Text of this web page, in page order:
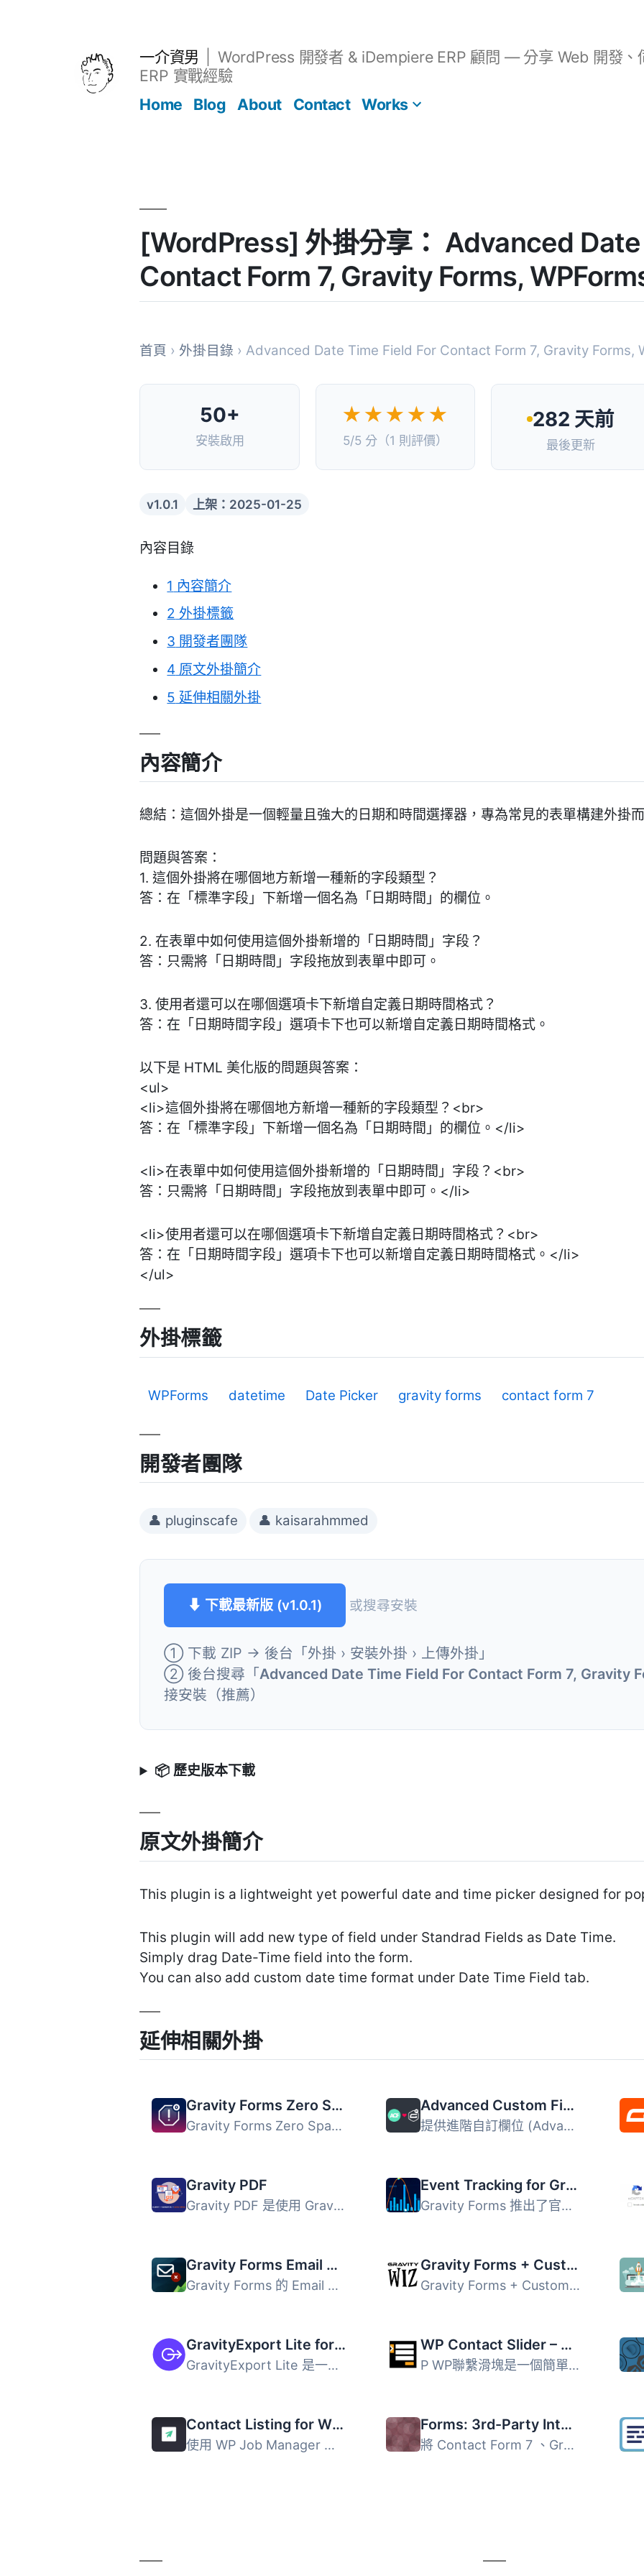
一介資男
WordPress 開發者 & iDempiere ERP 顧問 — 分享 Web 開發、
ERP 實戰經驗
Home
Blog About Contact Works
[WordPress] 外掛分享： Advanced
Contact Form 7, Gravity Forms,
首頁 › 外掛目錄 › Advanced Date Time Field For Contact Form 7, Gravity Forms,
50+
安裝啟用
★★★★★
5/5 分（1 則評價）
282 天前
最後更新
v1.0.1 上架：2025-01-25
內容目錄
1 內容簡介
2 外掛標籤
3 開發者團隊
4 原文外掛簡介
5 延伸相關外掛
內容簡介
總結：這個外掛是一個輕量且強大的日期和時間選擇器，專為常見的表單構建外掛
問題與答案：
1. 這個外掛將在哪個地方新增一種新的字段類型？
答：在「標準字段」下新增一個名為「日期時間」的欄位。
2. 在表單中如何使用這個外掛新增的「日期時間」字段？
答：只需將「日期時間」字段拖放到表單中即可。
3. 使用者還可以在哪個選項卡下新增自定義日期時間格式？
答：在「日期時間字段」選項卡下也可以新增自定義日期時間格式。
以下是 HTML 美化版的問題與答案：
<ul>
<li>這個外掛將在哪個地方新增一種新的字段類型？<br>
答：在「標準字段」下新增一個名為「日期時間」的欄位。</li>
<li>在表單中如何使用這個外掛新增的「日期時間」字段？<br>
答：只需將「日期時間」字段拖放到表單中即可。</li>
<li>使用者還可以在哪個選項卡下新增自定義日期時間格式？<br>
答：在「日期時間字段」選項卡下也可以新增自定義日期時間格式。</li>
</ul>
外掛標籤
WPForms datetime Date Picker gravity forms contact form 7
開發者團隊
👤 pluginscafe 👤 kaisarahmmed
⬇ 下載最新版 (v1.0.1) 或搜尋安裝
① 下載 ZIP → 後台「外掛 › 安裝外掛 › 上傳外掛」
② 後台搜尋「Advanced Date Time Field For Contact Form 7, Gravity
接安裝（推薦）
📦 歷史版本下載
原文外掛簡介
This plugin is a lightweight yet powerful date and time picker designed for
This plugin will add new type of field under Standrad Fields as Date Time.
Simply drag Date-Time field into the form.
You can also add custom date time format under Date Time Field tab.
延伸相關外掛
Gravity Forms Zero Spam
Gravity Forms Zero Spam 是一款專為 Gravity Forms 設計的外...
Advanced Custom Fields: Gravity Forms Add-on
提供進階自訂欄位 (Advanced Custom Field)，讓 WordPress 編...
Gravity PDF
Gravity PDF 是使用 Gravity Forms 和 WordPress 創建動態數...
Event Tracking for Gravity Forms
Gravity Forms 推出了官方 Google Analytics 外掛，這是本外...
Gravity Forms Email Blacklist
Gravity Forms 的 Email Blacklist 外掛旨在協助阻擋來自使用...
Gravity Forms + Custom Post Types
Gravity Forms + Custom Post Types 是一個專為 Gravity Form...
GravityExport Lite for Gravity Forms
GravityExport Lite 是一款專為 Gravity Forms 設計的外掛，...
WP Contact Slider – Contact Form Slider Widget
P WP聯繫滑塊是一個簡單的聯繫滑塊，用於顯示Contactform7、G...
Contact Listing for WP Job Manager
使用 WP Job Manager 外掛的網站可以使用任何支援的外掛，並...
Forms: 3rd-Party Integration
將 Contact Form 7 、Gravity Forms 或 Ninja Forms的提交發...